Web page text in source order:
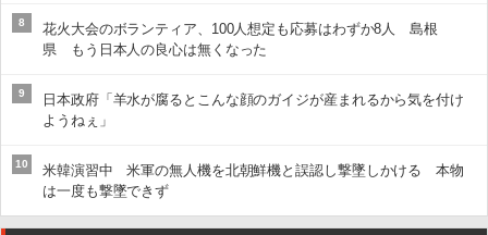
8
花火大会のボランティア、100人想定も応募はわずか8人 島根
県 もう日本人の良心は無くなった
9
日本政府「羊水が腐るとこんな顔のガイジが産まれるから気を付け
ようねぇ」
10
米韓演習中 米軍の無人機を北朝鮮機と誤認し撃墜しかける 本物
は一度も撃墜できず